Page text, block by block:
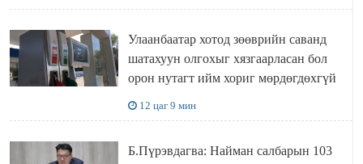
Улаанбаатар хотод зөөврийн саванд
шатахуун олгохыг хязгаарласан бол
орон нутагт ийм хориг мөрдөгдөхгүй
12 цаг 9 мин
Б.Пүрэвдагва: Найман салбарын 103